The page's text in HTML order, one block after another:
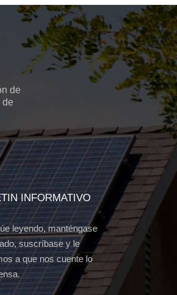
de
de
INFORMATIVO
leyendo, manténgase
suscríbase y le
a que nos cuente lo